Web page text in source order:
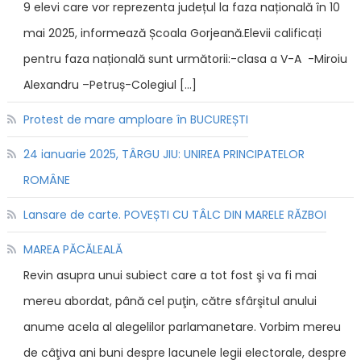
9 elevi care vor reprezenta județul la faza națională în 10
mai 2025, informează Școala Gorjeană.Elevii calificați
pentru faza națională sunt următorii:-clasa a V-A -Miroiu
Alexandru –Petruș-Colegiul […]
Protest de mare amploare în BUCUREȘTI
24 ianuarie 2025, TÂRGU JIU: UNIREA PRINCIPATELOR
ROMÂNE
Lansare de carte. POVEȘTI CU TÂLC DIN MARELE RĂZBOI
MAREA PĂCĂLEALĂ
Revin asupra unui subiect care a tot fost şi va fi mai
mereu abordat, până cel puţin, către sfârşitul anului
anume acela al alegelilor parlamanetare. Vorbim mereu
de câţiva ani buni despre lacunele legii electorale, despre